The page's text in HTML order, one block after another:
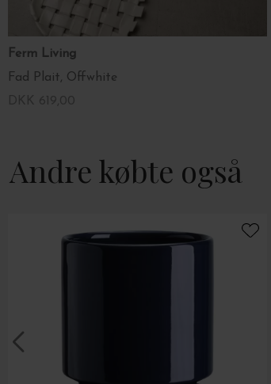
Ferm Living
Fad Plait, Offwhite
Andre købte også